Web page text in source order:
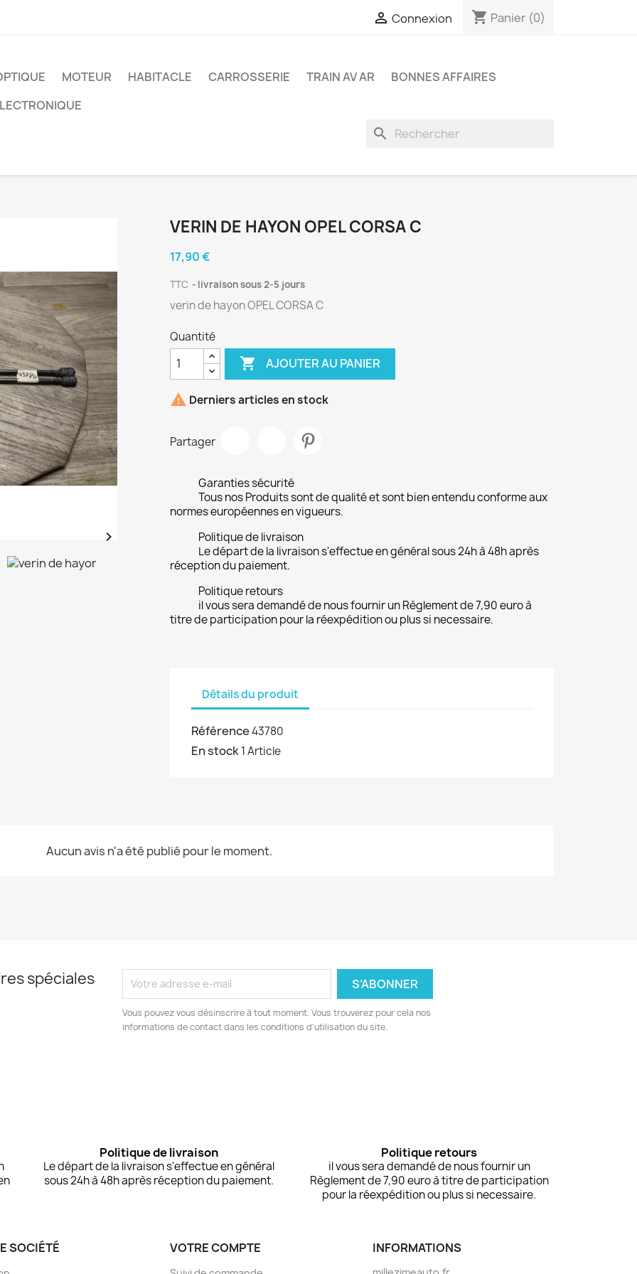
 Connexion shopping_cart Panier (0)
MOTEUR HABITACLE CARROSSERIE TRAIN AV AR
BONNES AFFAIRES
search

VERIN DE HAYON OPEL CORSA C
17,90 €
TTC livraison sous 2-5 jours
verin de hayon OPEL CORSA C
Quantité
 AJOUTER AU PANIER
 Derniers articles en stock
Partager
Garanties sécurité
Tous nos Produits sont de qualité et sont bien entendu conforme aux
normes européennes en vigueurs.
Politique de livraison
Le départ de la livraison s'effectue en général sous 24h à 48h après
réception du paiement.
Politique retours
il vous sera demandé de nous fournir un Règlement de 7,90 euro à
titre de participation pour la réexpédition ou plus si necessaire.
Détails du produit
Référence43780
En stock1 Article
Aucun avis n'a été publié pour le moment.
spéciales
Vous pouvez vous désinscrire à tout moment. Vous trouverez pour cela nos
informations de contact dans les conditions d'utilisation du site.
Politique de livraison
Le départ de la livraison s'effectue en général
sous 24h à 48h après réception du paiement.
Politique retours
il vous sera demandé de nous fournir un
Règlement de 7,90 euro à titre de participation
pour la réexpédition ou plus si necessaire.
SOCIÉTÉ VOTRE COMPTE INFORMATIONS